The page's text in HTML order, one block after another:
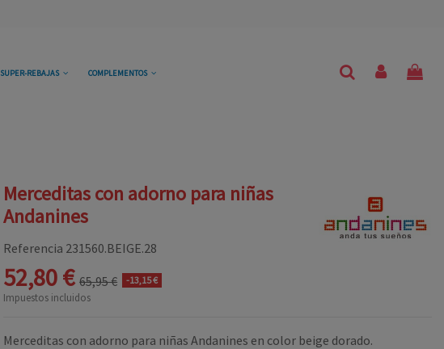
SUPER-REBAJAS COMPLEMENTOS
Merceditas con adorno para niñas
Andanines
Referencia 231560.BEIGE.28
52,80 € 65,95 € -13,15 €
Impuestos incluidos
Merceditas con adorno para niñas Andanines en color beige dorado.